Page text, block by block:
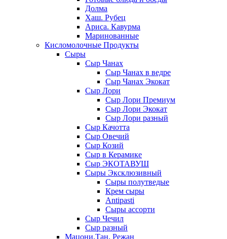
Долма
Хаш. Рубец
Ариса. Кавурма
Маринованные
Кисломолочные Продукты
Сыры
Сыр Чанах
Сыр Чанах в ведре
Сыр Чанах Экокат
Сыр Лори
Сыр Лори Премиум
Сыр Лори Экокат
Сыр Лори разный
Сыр Качотта
Сыр Овечий
Сыр Козий
Сыр в Керамике
Сыр ЭКОТАВУШ
Сыры Эксклюзивный
Сыры полутведые
Крем сыры
Antipasti
Сыры ассорти
Сыр Чечил
Сыр разный
Мацони.Тан. Режан